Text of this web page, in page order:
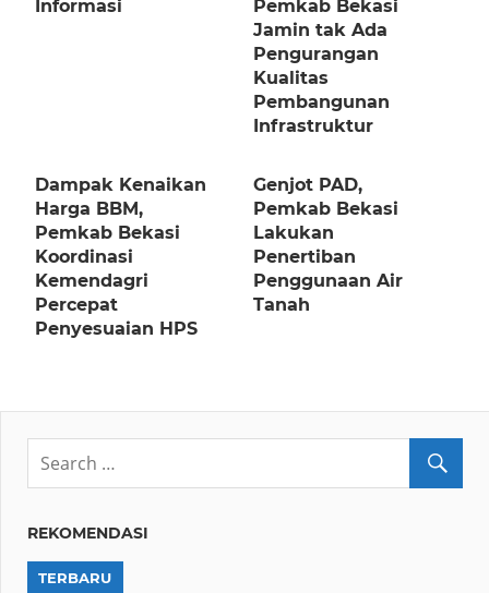
Informasi
Pemkab Bekasi
Jamin tak Ada
Pengurangan
Kualitas
Pembangunan
Infrastruktur
Dampak Kenaikan
Harga BBM,
Pemkab Bekasi
Koordinasi
Kemendagri
Percepat
Penyesuaian HPS
Genjot PAD,
Pemkab Bekasi
Lakukan
Penertiban
Penggunaan Air
Tanah
REKOMENDASI
TERBARU